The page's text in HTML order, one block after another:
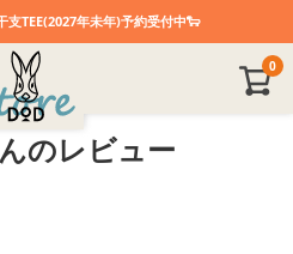
TEE(2027年未年)予約受付中🐑
0
のレビュー